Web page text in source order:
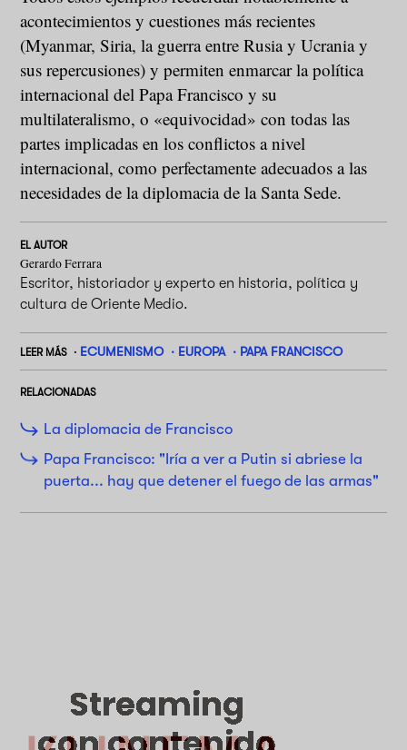
acontecimientos y cuestiones más recientes
(Myanmar, Siria, la guerra entre Rusia y Ucrania y
sus repercusiones) y permiten enmarcar la política
internacional del Papa Francisco y su
multilateralismo, o «equivocidad» con todas las
partes implicadas en los conflictos a nivel
internacional, como perfectamente adecuados a las
necesidades de la diplomacia de la Santa Sede.
EL AUTOR
Gerardo Ferrara
Escritor, historiador y experto en historia, política y
cultura de Oriente Medio.
LEER MÁS ECUMENISMO EUROPA PAPA FRANCISCO
RELACIONADAS
La diplomacia de Francisco
Papa Francisco: "Iría a ver a Putin si abriese la
puerta... hay que detener el fuego de las armas"